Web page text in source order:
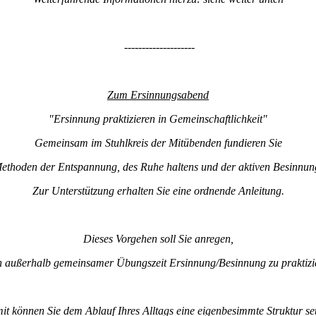
--------------------
Zum Ersinnungsabend
"Ersinnung praktizieren in Gemeinschaftlichkeit"
Gemeinsam im Stuhlkreis der Mitübenden fundieren Sie
der Entspannung, des Ruhe haltens und der aktiven
Zur Unterstützung erhalten Sie eine ordnende Anleitung.
Dieses Vorgehen soll Sie anregen,
außerhalb gemeinsamer Übungszeit Ersinnung/Besinnung zu
können Sie dem Ablauf Ihres Alltags eine eigenbesimmte Struktur